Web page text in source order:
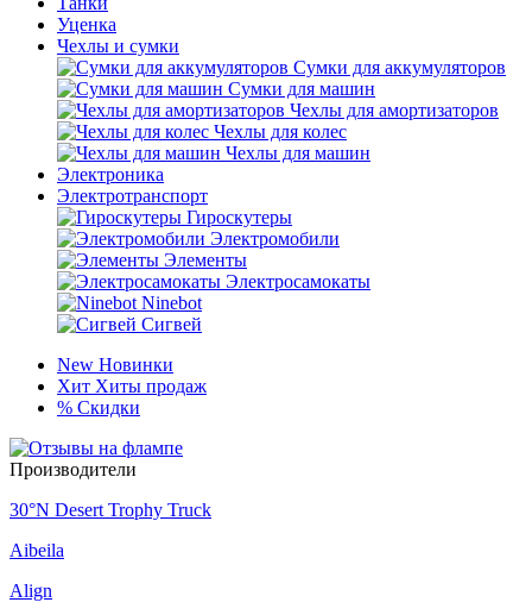
Уценка
Чехлы и сумки
Сумки для аккумуляторов
Сумки для машин
Чехлы для амортизаторов
Чехлы для колес
Чехлы для машин
Электроника
Электротранспорт
Гироскутеры
Электромобили
Элементы
Электросамокаты
Ninebot
Сигвей
New Новинки
Хит Хиты продаж
% Скидки
Производители
30°N Desert Trophy Truck
Aibeila
Align